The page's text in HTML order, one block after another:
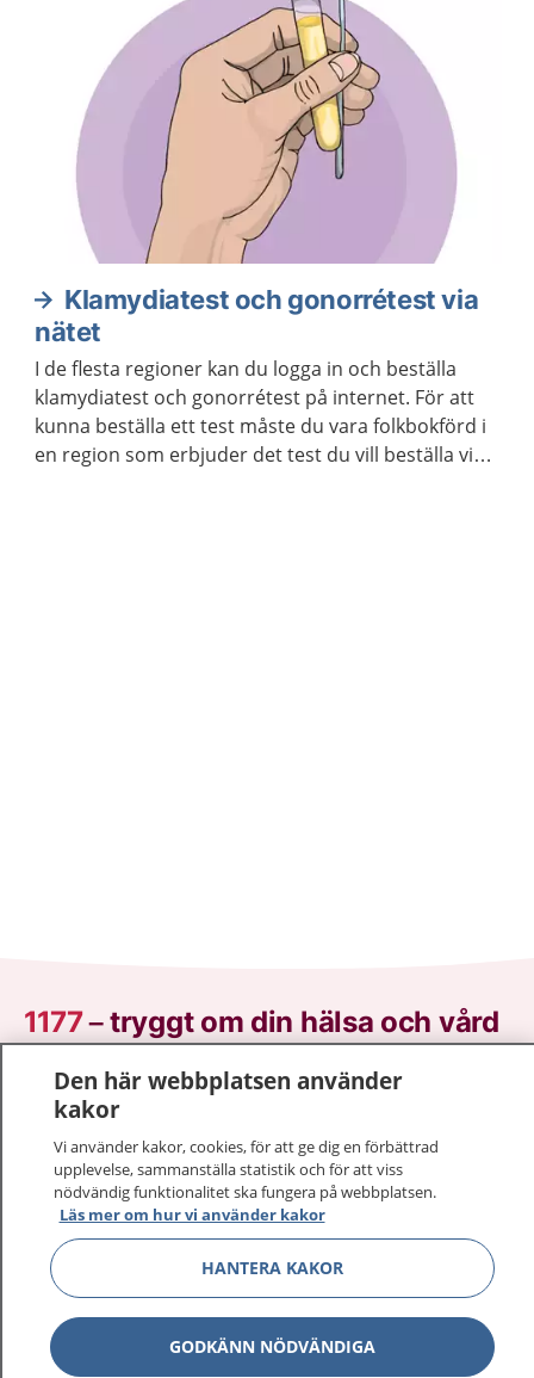
Klamydiatest och gonorrétest via
nätet
I de flesta regioner kan du logga in och beställa
klamydiatest och gonorrétest på internet. För att
kunna beställa ett test måste du vara folkbokförd i
en region som erbjuder det test du vill beställa via
1177–tryggt om din hälsa och vård
På 1177.se får du råd om hälsa och information om
sjukdomar och vilka mottagningar du kan kontakta.
Logga in för att läsa din journal och göra dina
vårdärenden. Ring telefonnummer 1177 för
sjukvårdsrådgivning dygnet runt.
1177 ger dig råd när du vill må bättre.
Visa
Den här webbplatsen använder
kakor
Vi använder kakor, cookies, för att ge dig en förbättrad
upplevelse, sammanställa statistik och för att viss
nödvändig funktionalitet ska fungera på webbplatsen.
Läs mer om hur vi använder kakor
HANTERA KAKOR
GODKÄNN NÖDVÄNDIGA